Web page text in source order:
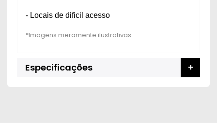
- Locais de dificil acesso
Especificações